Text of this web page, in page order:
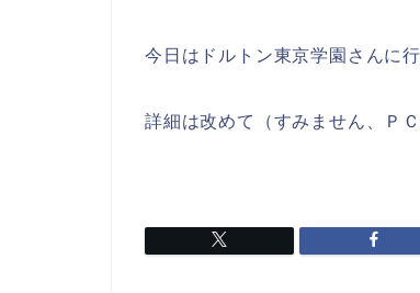
今日はドルトン東京学園さんに
詳細は改めて（すみません、Ｐ